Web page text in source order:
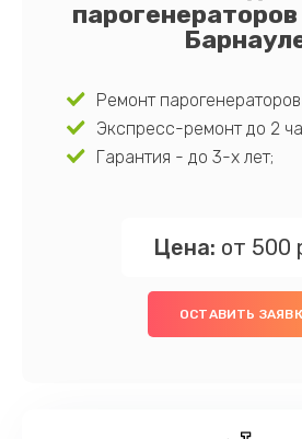
Ремонт
Экспресс-ремонт до 2
Гарантия - до 3-х лет;
Цена: от 500
ОСТАВИТЬ